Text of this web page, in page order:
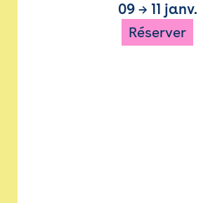
09→ 11 janv.
Réserver